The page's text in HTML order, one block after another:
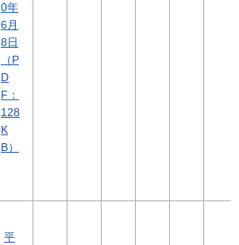
0年
6月
8日
（P
D
F：
128
K
B）
平